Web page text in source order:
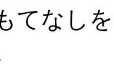
てなし